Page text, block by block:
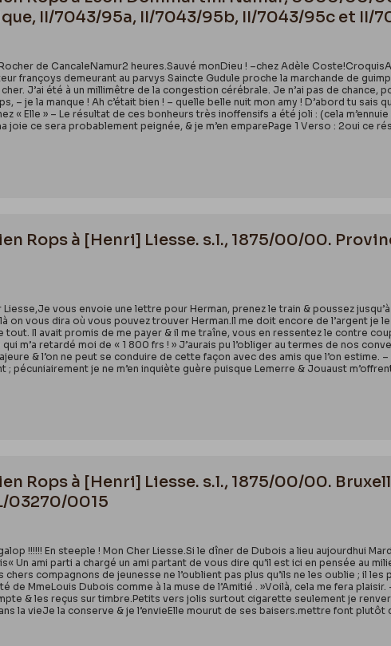
II/7043/95a, II/7043/95b, II/7043/95c et II/
de CancaleNamur2 heures.Sauvé monDieu ! –chez Adèle
françoys demeurant au parvys Saincte Gudule proche la marchande de
J’ai été à un millimêtre de la congestion cérébrale. Je n’ai pas de chance,
– je la manque ! Ah c’était bien ! – quelle belle nuit mon amy ! D’abord tu sais
« Elle » – Le résultat de ces bonheurs très inoffensifs a été joli : (cela
joie ce sera probablement peignée, & je m’en emparePage 1 Verso : 2oui ce
Rops à [Henri] Liesse. s.l., 1875/00/00.
Liesse,Je vous envoie une lettre pour Herman, prenez le train & poussez
là on vous dira où vous pouvez trouver Herman.Il me doit encore de l’argent je
tout. Il avait promis de me payer & il me traîne, vous en ressentez le contre
m’a retardé moi de « 1 800 frs ! » J’aurais pu l’obliger au termes de nos
& l’on ne peut se conduire de cette façon avec des amis que l’on
; pécuniairement je ne m’en inquiète guère puisque Lemerre & Jouaust
Rops à [Henri] Liesse. s.l., 1875/00/00.
03270/0015
!!!!!! En steeple ! Mon Cher Liesse.Si le dîner de Dubois a lieu aujourdhui
Un ami parti a chargé un ami partant de vous dire qu’il est ici en pensée au
compagnons de jeunesse ne l’oublient pas plus qu’ils ne les oublie ; il
de MmeLouis Dubois comme à la muse de l’Amitié . »Voilà, cela me fera
& les reçus sur timbre.Petits vers jolis surtout cigarette seulement je
la vieJe la conserve & je l’envieElle mourut de ses baisers.mettre font